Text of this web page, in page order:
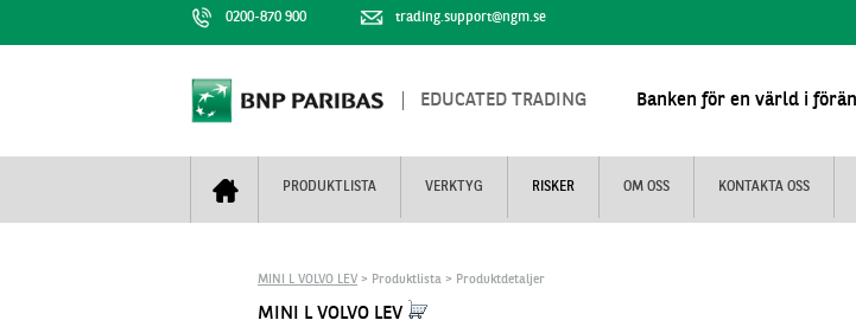
0200-870 900 trading.support@ngm.se
EDUCATED TRADING Banken för en värld i
PRODUKTLISTA VERKTYG RISKER OM OSS KONTAKTA OSS
Mini Futures
Nyhestbrev+
Finansiell information
MINI L VOLVO LEV > Produktlista > Produktdetaljer
MINI L VOLVO LEV